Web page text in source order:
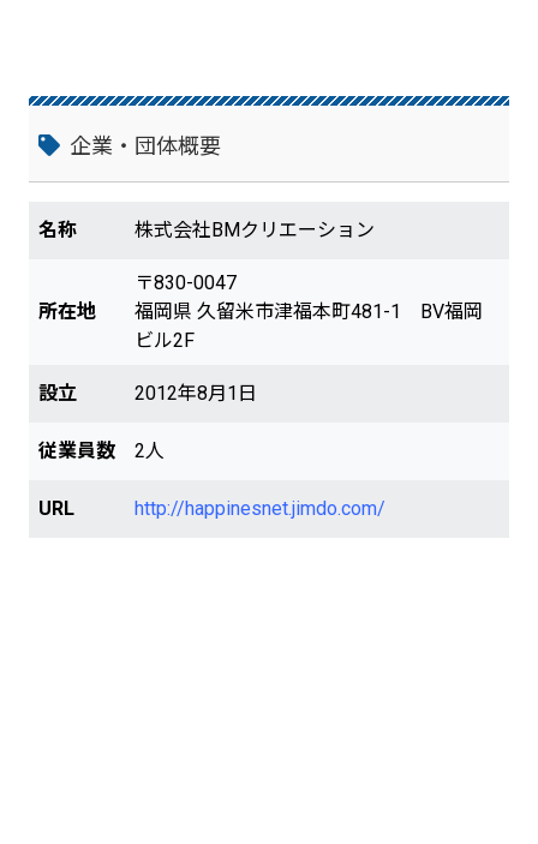
企業・団体概要
名称 株式会社BMクリエーション
所在地
〒830-0047
福岡県 久留米市津福本町481-1 BV福岡
ビル2F
設立 2012年8月1日
従業員数 2人
URL http://happinesnet.jimdo.com/